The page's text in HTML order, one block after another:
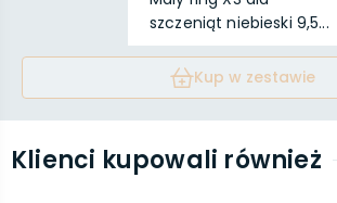
szczeniąt niebieski 9,5...
Kup w zestawie
Klienci kupowali również